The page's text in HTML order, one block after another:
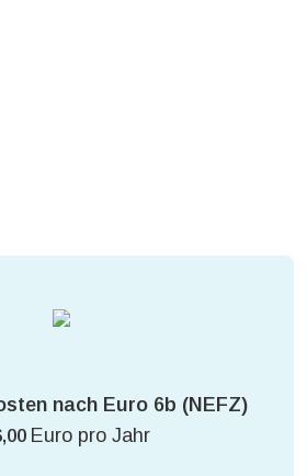
nach Euro 6b (NEFZ)
Euro pro Jahr